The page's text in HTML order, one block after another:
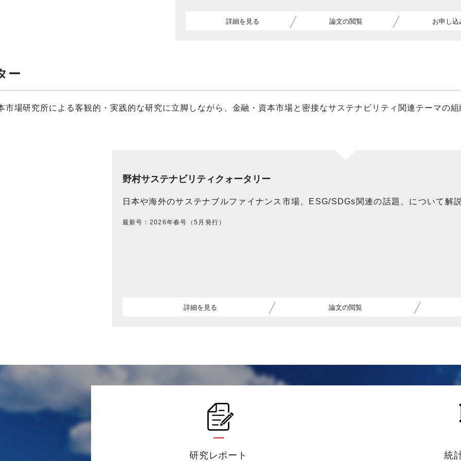
詳細を見る 論文の閲覧 お申し込
ー
場研究所による客観的・実践的な研究に立脚しながら、金融・資本市場と密接なサステナビリティ関連テーマ
野村サステナビリティクォータリー
日本や海外のサステナブルファイナンス市場、ESG/SDGs関連の話題、について解
最新号：2026年春号（5月発行）
詳細を見る 論文の閲覧
研究レポート 統